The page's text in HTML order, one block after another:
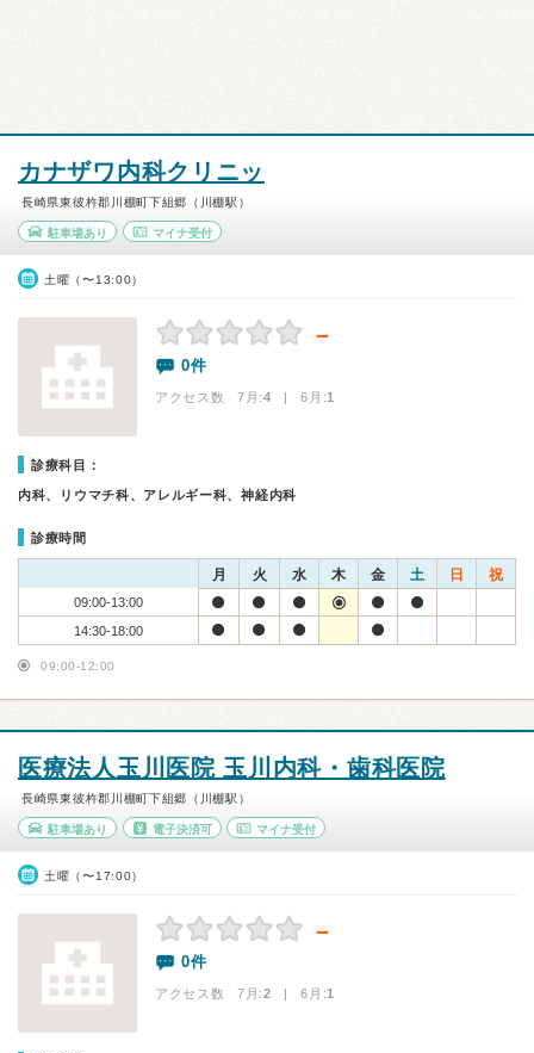
カナザワ内科クリニッ
長崎県東彼杵郡川棚町下組郷（川棚駅）
駐車場あり マイナ受付
土曜（〜13:00）
－
0件
アクセス数 7月:4 | 6月:1
診療科目：
内科、リウマチ科、アレルギー科、神経内科
診療時間
月 火 水 木 金 土 日 祝
09:00-13:00
14:30-18:00
09:00-12:00
医療法人玉川医院 玉川内科・歯科医院
長崎県東彼杵郡川棚町下組郷（川棚駅）
駐車場あり 電子決済可 マイナ受付
土曜（〜17:00）
－
0件
アクセス数 7月:2 | 6月:1